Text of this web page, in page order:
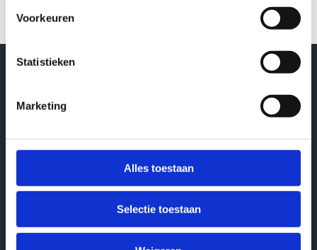
Voorkeuren
Statistieken
Marketing
Alles toestaan
Selectie toestaan
Ariës | Terbekehofdreef 44, 2610 Wilrijk – België | t:
(BTW BE0557.985.768)
Nederland | t:076/508 35 20(KvK 31041581)
Consulting (TVA BE0557.985.768)